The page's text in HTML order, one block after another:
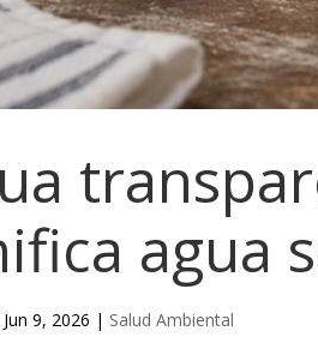
agua
Jun 9, 2026 | Salud Ambiental